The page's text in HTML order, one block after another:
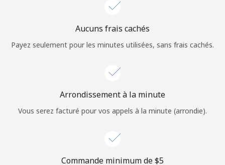
Rappel du mot de passe →
Aucuns frais cachés
Payez seulement pour les minutes utilisées, sans frais cachés.
Arrondissement à la minute
Vous serez facturé pour vos appels à la minute (arrondie).
Commande minimum de ⁦$5⁩